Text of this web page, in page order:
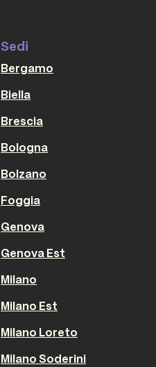
Sedi
Bergamo
Biella
Brescia
Bologna
Bolzano
Foggia
Genova
Genova Est
Milano
Milano Est
Milano Loreto
Milano Soderini